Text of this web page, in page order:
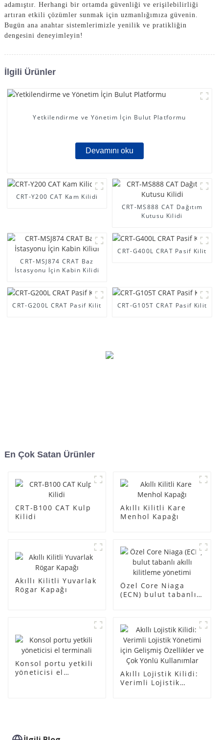
adamıştır. Herhangi bir ortamda güvenliği ve erişilebilirliği
artıran etkili çözümler sunmak için uzmanlığımıza güvenin.
Bugün ana anahtar sistemlerimizle yenilik ve pratikliğin
dengesini deneyimleyin!
İlgili Ürünler
Yetkilendirme ve Yönetim İçin Bulut Platformu
Devamını oku
CRT-Y200 CAT Kam Kilidi
CRT-MS888 CAT Dağıtım
Kutusu Kilidi
CRT-MSJ874 CRAT Baz
İstasyonu İçin Kabin Kilidi
CRT-G400L CRAT Pasif Kilit
CRT-G200L CRAT Pasif Kilit CRT-G105T CRAT Pasif Kilit
En Çok Satan Ürünler
CRT-B100 CAT Kulp
Kilidi
Akıllı Kilitli Kare
Menhol Kapağı
Akıllı Kilitli Yuvarlak
Rögar Kapağı
Özel Core Niaga
(ECN) bulut tabanlı
Konsol portu yetkili
yöneticisi el
Akıllı Lojistik Kilidi:
Verimli Lojistik